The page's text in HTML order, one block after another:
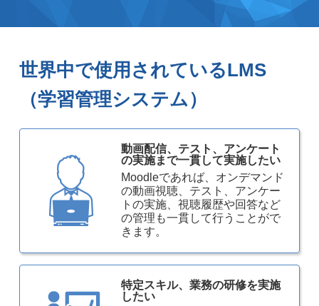
世界中で使用されているLMS
（学習管理システム）
動画配信、テスト、アンケート
の実施まで一貫して実施したい
Moodleであれば、オンデマンド
の動画視聴、テスト、アンケー
トの実施、視聴履歴や回答など
の管理も一貫して行うことがで
きます。
特定スキル、業務の研修を実施
したい